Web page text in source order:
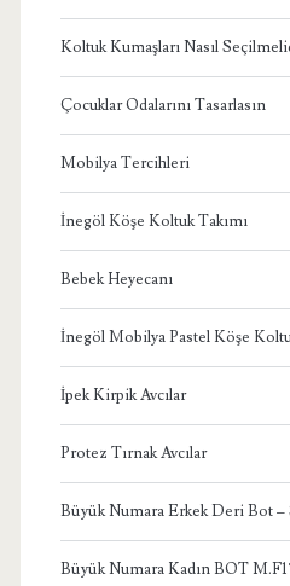
Koltuk Kumaşları Nasıl
Çocuklar Odalarını Tasarlasın
Mobilya Tercihleri
İnegöl Köşe Koltuk Takımı
Bebek Heyecanı
İnegöl Mobilya Pastel Köşe
İpek Kirpik Avcılar
Protez Tırnak Avcılar
Büyük Numara Erkek Deri Bot
Büyük Numara Kadın BOT